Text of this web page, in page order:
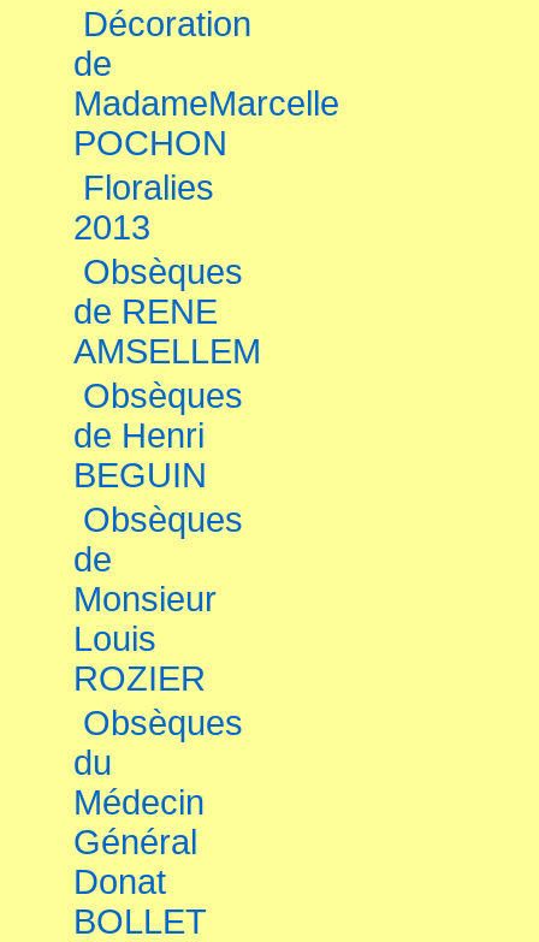
Décoration
de
MadameMarcelle
POCHON
Floralies
2013
Obsèques
de RENE
AMSELLEM
Obsèques
de Henri
BEGUIN
Obsèques
de
Monsieur
Louis
ROZIER
Obsèques
du
Médecin
Général
Donat
BOLLET